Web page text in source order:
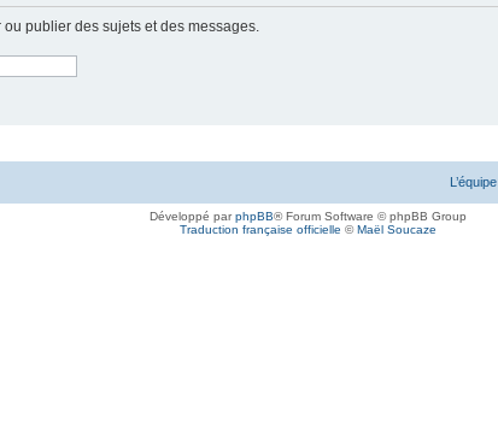
publier des sujets et des messages.
L’équipe
Développé parphpBB® Forum Software © phpBB Group
Traduction française officielle ©Maël Soucaze